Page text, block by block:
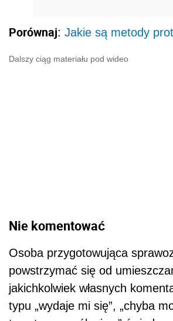
Porównaj: Jakie są metody
Dalszy ciąg materiału pod wideo
Nie komentować
Osoba przygotowująca
powstrzymać się od
jakichkolwiek własnych
typu „wydaje mi się”, „chyba